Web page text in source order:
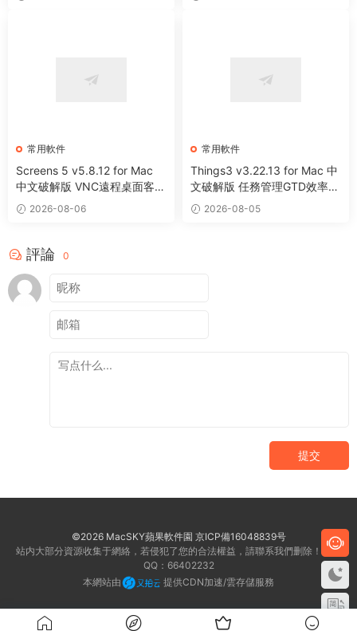
常用軟件
Screens 5 v5.8.12 for Mac
中文破解版 VNC遠程桌面客戶
端應用程序
2026-08-06
常用軟件
Things3 v3.22.13 for Mac 中
文破解版 任務管理GTD效率工
具 2026-08-05
評論 0
提交
©2026 MacSKY蘋果軟件園 京ICP備16048839号
站内大部分資源收集于網絡，若侵犯了您的合法權益，請聯系我們删除！客服
QQ：66402232
本網站由
提供CDN加速/雲存儲服務